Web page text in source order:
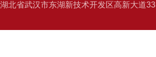
北省武汉市东湖新技术开发区高新大道